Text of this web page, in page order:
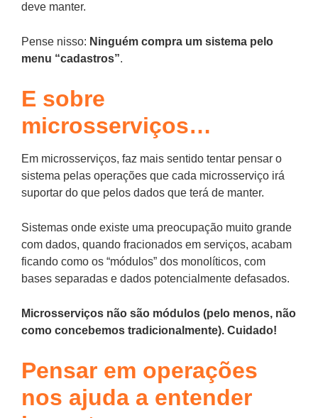
deve manter.
Pense nisso: Ninguém compra um sistema pelo
menu “cadastros”.
E sobre
microsserviços…
Em microsserviços, faz mais sentido tentar pensar o
sistema pelas operações que cada microsserviço irá
suportar do que pelos dados que terá de manter.
Sistemas onde existe uma preocupação muito grande
com dados, quando fracionados em serviços, acabam
ficando como os “módulos” dos monolíticos, com
bases separadas e dados potencialmente defasados.
Microsserviços não são módulos (pelo menos, não
como concebemos tradicionalmente). Cuidado!
Pensar em operações
nos ajuda a entender